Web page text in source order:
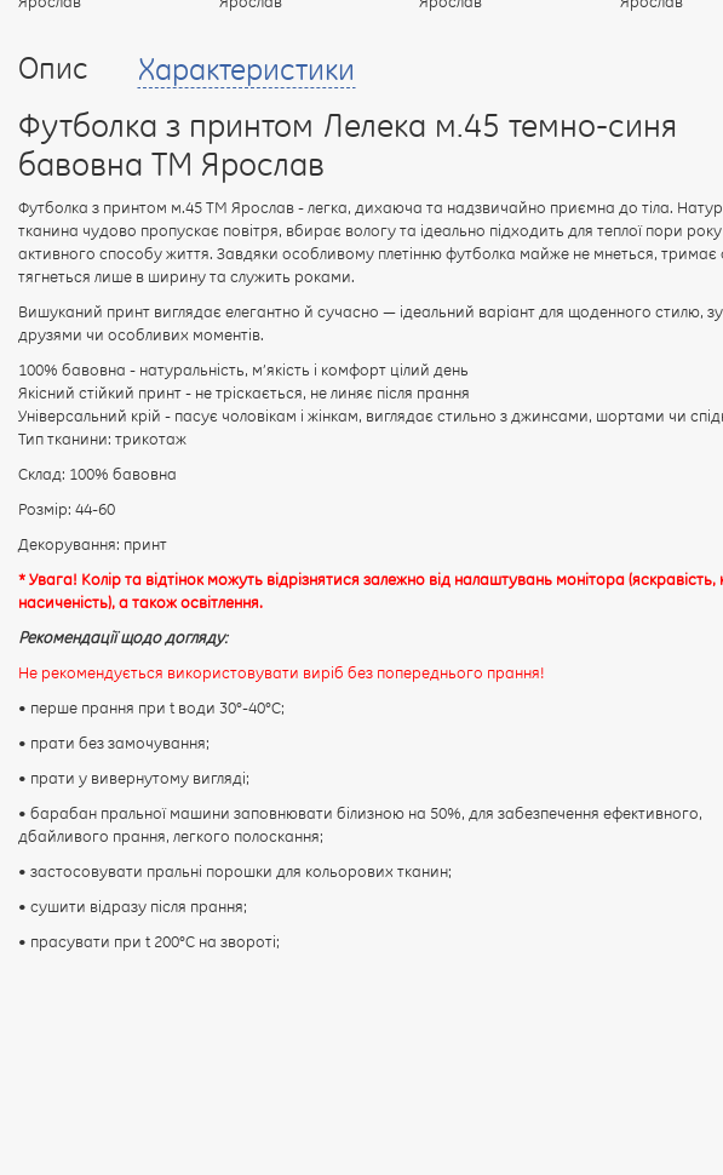
Опис Характеристики
Футболка з принтом Лелека м.45 темно-синя
бавовна ТМ Ярослав
Футболка з принтом м.45 ТМ Ярослав - легка, дихаюча та надзвичайно приємна до тіла.
тканина чудово пропускає повітря, вбирає вологу та ідеально підходить для теплої пори
активного способу життя. Завдяки особливому плетінню футболка майже не мнеться, тримає
тягнеться лише в ширину та служить роками.
Вишуканий принт виглядає елегантно й сучасно — ідеальний варіант для щоденного стилю,
друзями чи особливих моментів.
100% бавовна - натуральність, м’якість і комфорт цілий день
Якісний стійкий принт - не тріскається, не линяє після прання
Універсальний крій - пасує чоловікам і жінкам, виглядає стильно з джинсами, шортами чи
Тип тканини: трикотаж
Склад: 100% бавовна
Розмір: 44-60
Декорування: принт
* Увага! Колір та відтінок можуть відрізнятися залежно від налаштувань монітора (яскравість,
насиченість), а також освітлення.
Рекомендації щодо догляду:
Не рекомендується використовувати виріб без попереднього прання!
• перше прання при t води 30°-40°C;
• прати без замочування;
• прати у вивернутому вигляді;
• барабан пральної машини заповнювати білизною на 50%, для забезпечення ефективного,
дбайливого прання, легкого полоскання;
• застосовувати пральні порошки для кольорових тканин;
• сушити відразу після прання;
• прасувати при t 200°С на звороті;